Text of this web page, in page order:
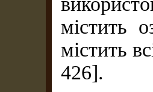
містить
містить
426].